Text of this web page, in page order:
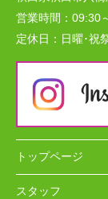
営業時間： 09:30
定休日： 日曜･祝
トップページ
スタッフ